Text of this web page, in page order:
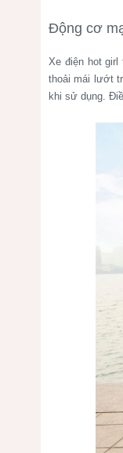
Động cơ
Xe điện hot
thoải mái lướt
khi sử dụng.